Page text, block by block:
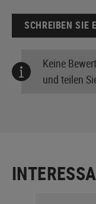
SCHREIBEN SIE
Keine
und teilen